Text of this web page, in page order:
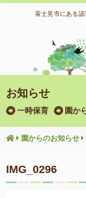
富士見市にある
お知らせ
一時保育 園か
園からのお知らせ
IMG_0296